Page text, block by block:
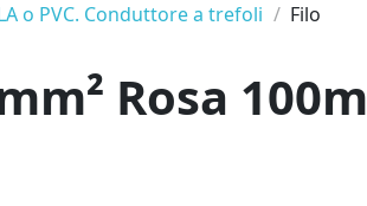
o PVC. Conduttore a trefoli
Filo
Rosa 100m